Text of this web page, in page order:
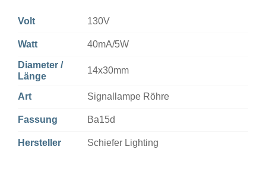
Volt 130V
Watt 40mA/5W
Diameter /
Länge
14x30mm
Art Signallampe Röhre
Fassung Ba15d
Hersteller Schiefer Lighting